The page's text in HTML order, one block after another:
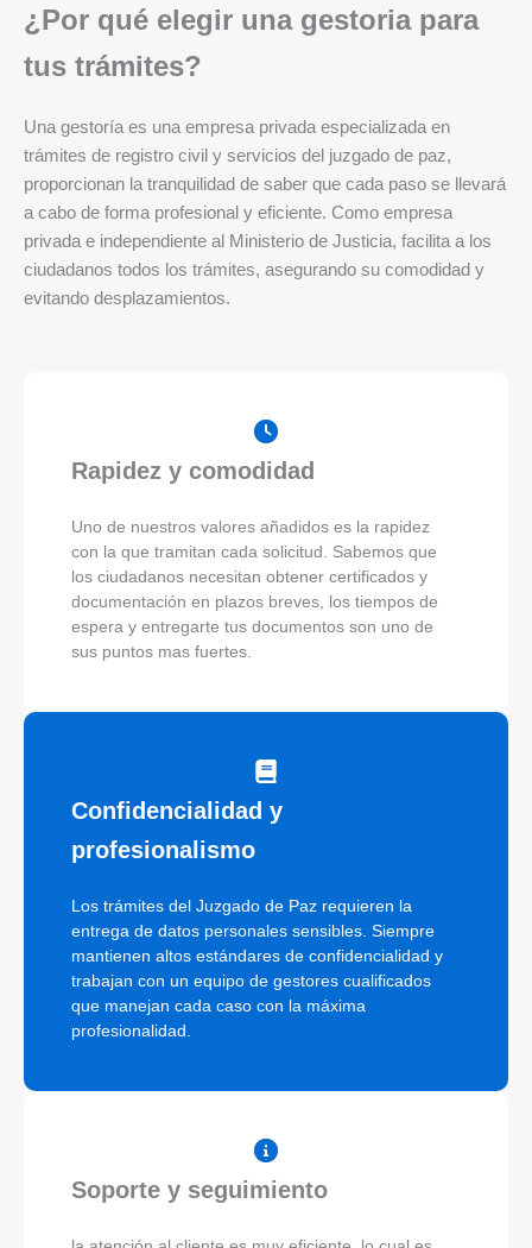
¿Por qué elegir una gestoria para
tus trámites?
Una gestoría es una empresa privada especializada en
trámites de registro civil y servicios del juzgado de paz,
proporcionan la tranquilidad de saber que cada paso se llevará
a cabo de forma profesional y eficiente. Como empresa
privada e independiente al Ministerio de Justicia, facilita a los
ciudadanos todos los trámites, asegurando su comodidad y
evitando desplazamientos.
Rapidez y comodidad
Uno de nuestros valores añadidos es la rapidez
con la que tramitan cada solicitud. Sabemos que
los ciudadanos necesitan obtener certificados y
documentación en plazos breves, los tiempos de
espera y entregarte tus documentos son uno de
sus puntos mas fuertes.
Confidencialidad y
profesionalismo
Los trámites del Juzgado de Paz requieren la
entrega de datos personales sensibles. Siempre
mantienen altos estándares de confidencialidad y
trabajan con un equipo de gestores cualificados
que manejan cada caso con la máxima
profesionalidad.
Soporte y seguimiento